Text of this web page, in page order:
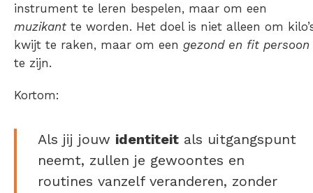
instrument te leren bespelen, maar om een
muzikant te worden. Het doel is niet alleen om
kwijt te raken, maar om een gezond en fit persoon
te zijn.
Kortom:
Als jij jouw identiteit als uitgangspunt
neemt, zullen je gewoontes en
routines vanzelf veranderen, zonder